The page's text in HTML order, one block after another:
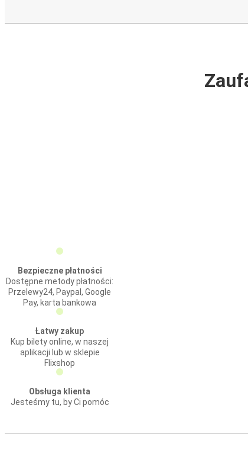
Bezpieczne płatności
Dostępne metody płatności:
Przelewy24, Paypal, Google
Pay, karta bankowa
Łatwy zakup
Kup bilety online, w naszej
aplikacji lub w sklepie
Flixshop
Obsługa klienta
Jesteśmy tu, by Ci pomóc